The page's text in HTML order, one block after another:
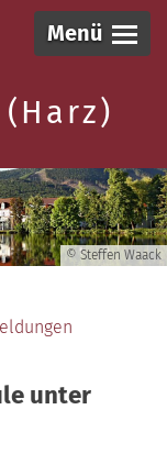
Menü
© Steffen Waack